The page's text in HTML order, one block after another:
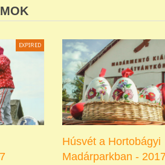
EXPIRED
Húsvét a Hortobágyi
Madárparkban - 2017